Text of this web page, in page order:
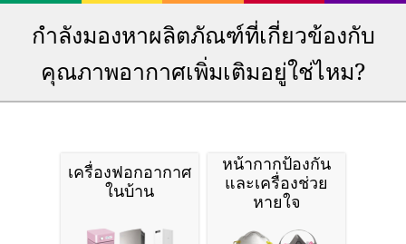
กำลังมองหาผลิตภัณฑ์ที่เกี่ยวข้องกับ
คุณภาพอากาศเพิ่มเติมอยู่ใช่ไหม?
เครื่องฟอกอากาศ
ในบ้าน
หน้ากากป้องกัน
และเครื่องช่วย
หายใจ